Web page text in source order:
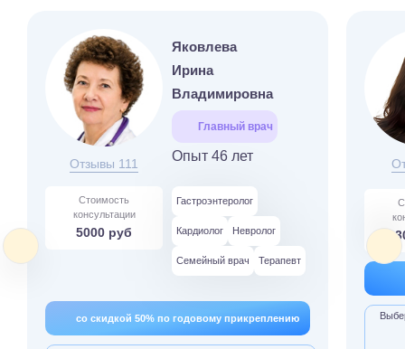
Отзывы 111
Яковлева
Ирина
Владимировна
Главный врач
Опыт 46 лет
Стоимость
консультации
5000 руб
Гастроэнтеролог
Кардиолог Невролог
Семейный врач Терапевт
со скидкой 50% по годовому прикреплению